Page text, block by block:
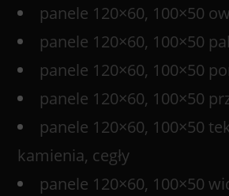
panele 120×60, 100×50
panele 120×60, 100×50
panele 120×60, 100×50
panele 120×60, 100×50
panele 120×60, 100×50
kamienia, cegły
panele 120×60, 100×50